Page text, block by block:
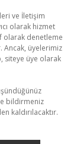
ve İletişim
olarak hizmet
olarak denetleme
Ancak, üyelerimiz
siteye üye olarak
bildirmeniz
kaldırılacaktır.